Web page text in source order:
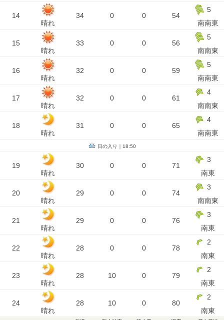
14
晴れ
34 0 0 54
5
南南東
15
晴れ
33 0 0 56
5
南南東
16
晴れ
32 0 0 59
5
南南東
17
晴れ
32 0 0 61
4
南南東
18
晴れ
31 0 0 65
4
南南東
日の入り｜18:50
19
晴れ
30 0 0 71
3
南東
20
晴れ
29 0 0 74
3
南南東
21
晴れ
29 0 0 76
3
南東
22
晴れ
28 0 0 78
2
南東
23
晴れ
28 10 0 79
2
南東
24
晴れ
28 10 0 80
2
南東